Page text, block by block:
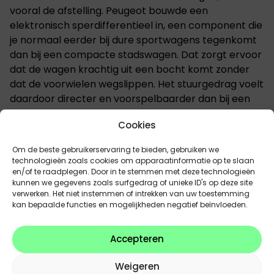
Cookies
Om de beste gebruikerservaring te bieden, gebruiken we
technologieën zoals cookies om apparaatinformatie op te slaan
en/of te raadplegen. Door in te stemmen met deze technologieën
kunnen we gegevens zoals surfgedrag of unieke ID's op deze site
verwerken. Het niet instemmen of intrekken van uw toestemming
kan bepaalde functies en mogelijkheden negatief beïnvloeden.
Accepteren
Weigeren
vooral de afstelling. Peugeot bouwde een
elektronisch sperdifferentieel in, een component die
je normaal eerder bij dure sportwagens tegenkomt
dan bij een compacte stadswagen. Dat zorgt ervoor
dat de wagen krachtig uit een bocht komt zonder
dat de voorwielen wegslippen. Het stuurgedrag voelt
daardoor directer en voorspelbaarder dan bij een
gemiddelde elektrische stadswagen, en dat is
precies waar veel GTi-fans al jaren op wachten.
Ook visueel is het verschil duidelijk: een specifieke
GTi-styling, grotere velgen, een lager onderstel en
sportbekleding in het interieur. Peugeot wil daarmee
benadrukken dat dit geen gewone 208 met een
sticker is, maar een model met een eigen identiteit
binnen het gamma.
Prijs en beschikbaarheid